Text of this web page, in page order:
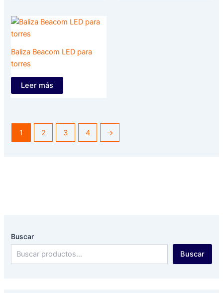
Buscar
Buscar
Baliza Beacom LED para
torres
Leer más
1 2 3 4 →